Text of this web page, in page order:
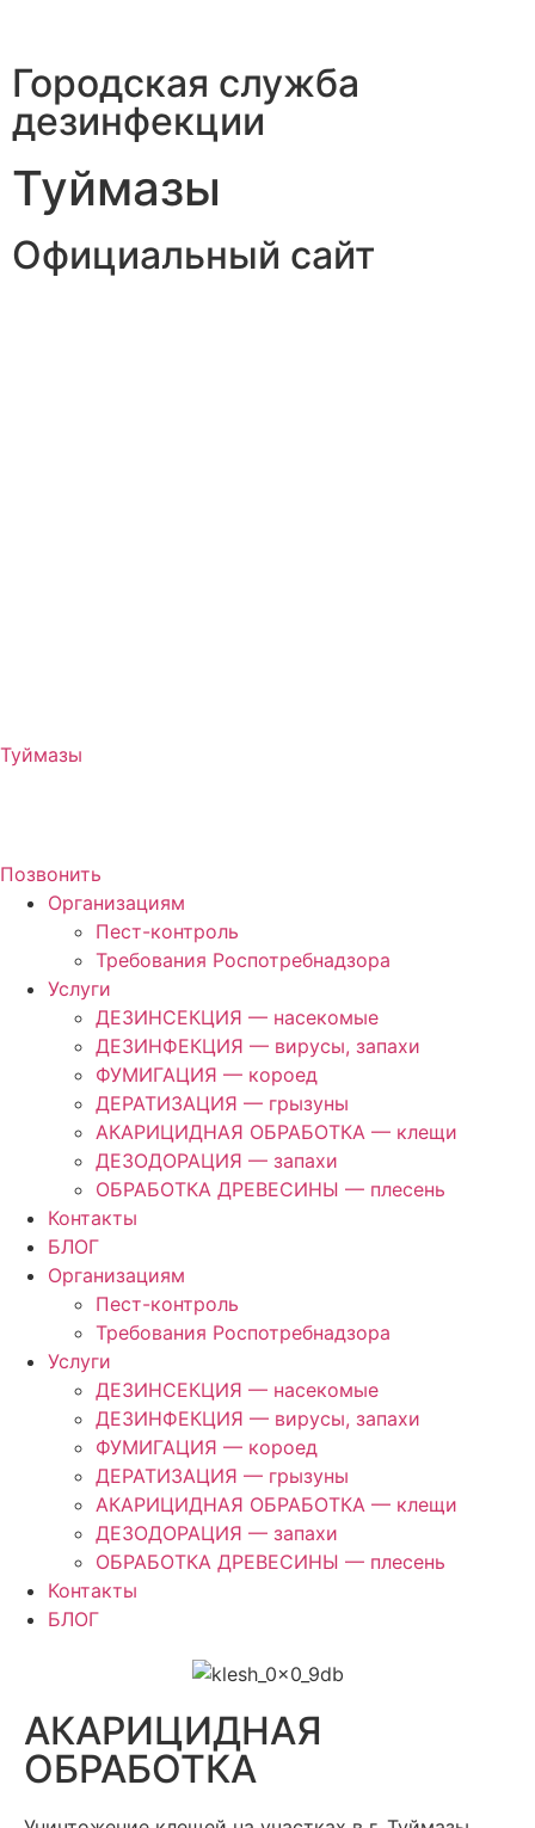
Городская служба
дезинфекции
Туймазы
Официальный сайт
Организациям
Пест-контроль
Требования Роспотребнадзора
Услуги
ДЕЗИНСЕКЦИЯ — насекомые
ДЕЗИНФЕКЦИЯ — вирусы, запахи
ФУМИГАЦИЯ — короед
ДЕРАТИЗАЦИЯ — грызуны
АКАРИЦИДНАЯ ОБРАБОТКА — клещи
ДЕЗОДОРАЦИЯ — запахи
ОБРАБОТКА ДРЕВЕСИНЫ — плесень
Контакты
БЛОГ
Организациям
Пест-контроль
Требования Роспотребнадзора
Услуги
ДЕЗИНСЕКЦИЯ — насекомые
ДЕЗИНФЕКЦИЯ — вирусы, запахи
ФУМИГАЦИЯ — короед
ДЕРАТИЗАЦИЯ — грызуны
АКАРИЦИДНАЯ ОБРАБОТКА — клещи
ДЕЗОДОРАЦИЯ — запахи
ОБРАБОТКА ДРЕВЕСИНЫ — плесень
Контакты
БЛОГ
Туймазы
Позвонить
АКАРИЦИДНАЯ
ОБРАБОТКА